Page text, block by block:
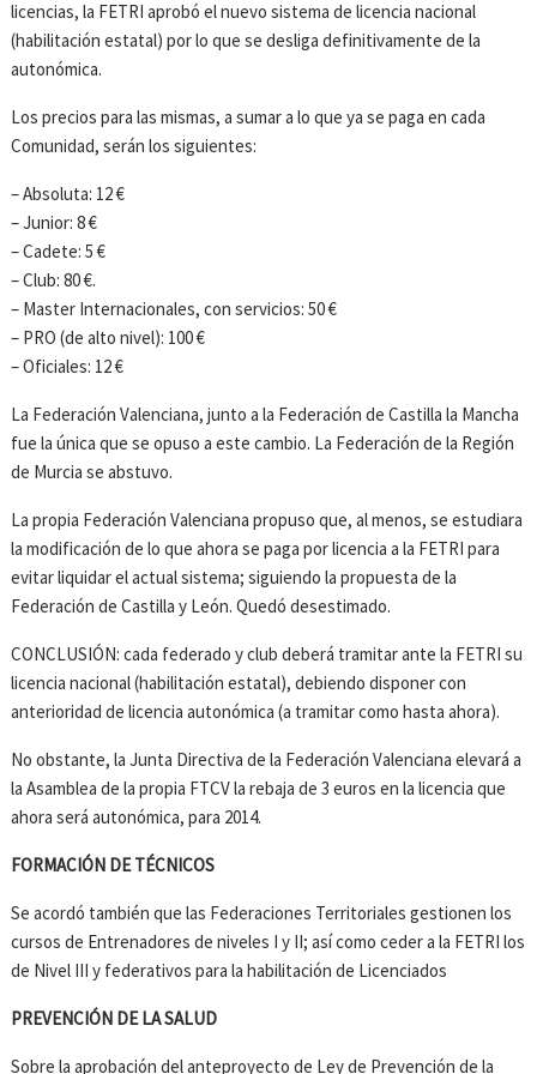
licencias, la FETRI aprobó el nuevo sistema de licencia nacional
(habilitación estatal) por lo que se desliga definitivamente de la
autonómica.
Los precios para las mismas, a sumar a lo que ya se paga en cada
Comunidad, serán los siguientes:
– Absoluta: 12 €
– Junior: 8 €
– Cadete: 5 €
– Club: 80 €.
– Master Internacionales, con servicios: 50 €
– PRO (de alto nivel): 100 €
– Oficiales: 12 €
La Federación Valenciana, junto a la Federación de Castilla la Mancha
fue la única que se opuso a este cambio. La Federación de la Región
de Murcia se abstuvo.
La propia Federación Valenciana propuso que, al menos, se estudiara
la modificación de lo que ahora se paga por licencia a la FETRI para
evitar liquidar el actual sistema; siguiendo la propuesta de la
Federación de Castilla y León. Quedó desestimado.
CONCLUSIÓN: cada federado y club deberá tramitar ante la FETRI su
licencia nacional (habilitación estatal), debiendo disponer con
anterioridad de licencia autonómica (a tramitar como hasta ahora).
No obstante, la Junta Directiva de la Federación Valenciana elevará a
la Asamblea de la propia FTCV la rebaja de 3 euros en la licencia que
ahora será autonómica, para 2014.
FORMACIÓN DE TÉCNICOS
Se acordó también que las Federaciones Territoriales gestionen los
cursos de Entrenadores de niveles I y II; así como ceder a la FETRI los
de Nivel III y federativos para la habilitación de Licenciados
PREVENCIÓN DE LA SALUD
Sobre la aprobación del anteproyecto de Ley de Prevención de la